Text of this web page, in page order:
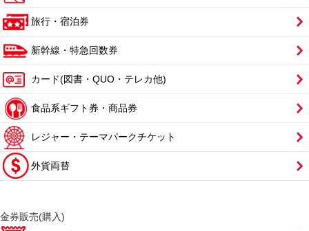
旅行・宿泊券
新幹線・特急回数券
カード(図書・QUO・テレカ他)
食品系ギフト券・商品券
レジャー・テーマパークチケット
外貨両替
金券販売(購入)